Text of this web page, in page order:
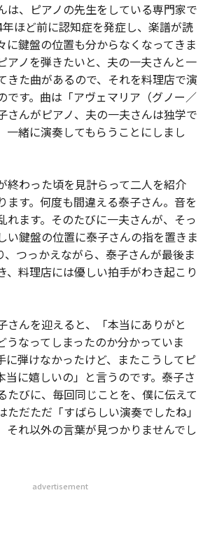
は、ピアノの先生をしている専門家で
ほど前に認知症を発症し、楽譜が読
に鍵盤の位置も分からなくなってきま
アノを弾きたいと、夫の一夫さんと一
きた曲があるので、それを料理店で演
です。曲は「アヴェマリア（グノー／
さんがピアノ、夫の一夫さんは独学で
一緒に演奏してもらうことにしまし
終わった頃を見計らって二人を紹介
ます。何度も間違える泰子さん。音を
れます。そのたびに一夫さんが、そっ
い鍵盤の位置に泰子さんの指を置きま
、つっかえながら、泰子さんが最後ま
、料理店には優しい拍手がわき起こり
さんを迎えると、「本当にありがと
うなってしまったのか分かっていま
に弾けなかったけど、またこうしてピ
当に嬉しいの」と言うのです。泰子さ
たびに、毎回同じことを、僕に伝えて
ただただ「すばらしい演奏でしたね」
それ以外の言葉が見つかりませんでし
advertisement